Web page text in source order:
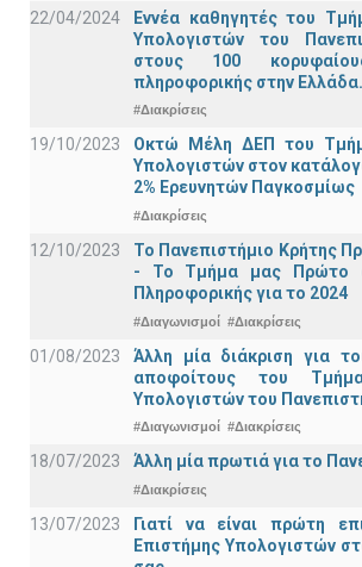
22/04/2024
Εννέα καθηγητές του
Υπολογιστών του
στους 100
πληροφορικής στην Ελλάδα.
#Διακρίσεις
19/10/2023
Οκτώ Μέλη ΔΕΠ του
Υπολογιστών στον
2% Ερευνητών Παγκοσμίως
#Διακρίσεις
12/10/2023
Το Πανεπιστήμιο Κρήτης
- Το Τμήμα μας Πρώτο
Πληροφορικής για το 2024
#Διαγωνισμοί #Διακρίσεις
01/08/2023
Άλλη μία διάκριση για
αποφοίτους του
Υπολογιστών του
#Διαγωνισμοί #Διακρίσεις
18/07/2023 Άλλη μία πρωτιά για το
#Διακρίσεις
13/07/2023
Γιατί να είναι πρώτη
Επιστήμης Υπολογιστών